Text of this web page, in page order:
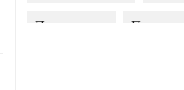
Правосъдие Протести